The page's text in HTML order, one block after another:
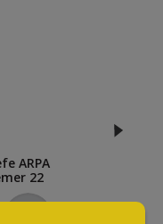
ARPA
22